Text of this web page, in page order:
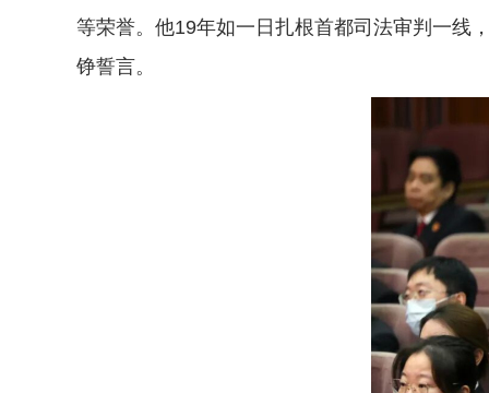
等荣誉。他19年如一日扎根首都司法审判一线
铮誓言。